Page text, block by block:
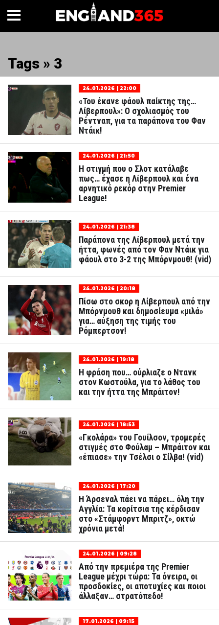
Tags » 3
24.01.2026 | 22:00
«Του έκανε φάουλ παίκτης της…
Λίβερπουλ»: Ο σχολιασμός του
Ρέντναπ, για τα παράπονα του Φαν
Ντάικ!
24.01.2026 | 21:50
Η στιγμή που ο Σλοτ κατάλαβε
πως… έχασε η Λίβερπουλ και ένα
αρνητικό ρεκόρ στην Premier
League!
24.01.2026 | 21:38
Παράπονα της Λίβερπουλ μετά την
ήττα, φωνές από τον Φαν Ντάικ για
φάουλ στο 3-2 της Μπόρνμουθ! (vid)
24.01.2026 | 20:18
Πίσω στο σκορ η Λίβερπουλ από την
Μπόρνμουθ και δημοσίευμα «μιλά»
για… αύξηση της τιμής του
Ρόμπερτσον!
24.01.2026 | 19:18
Η φράση που… ούρλιαζε ο Ντανκ
στον Κωστούλα, για το λάθος του
και την ήττα της Μπράιτον!
24.01.2026 | 18:53
«Γκολάρα» του Γουίλσον, τρομερές
στιγμές στο Φούλαμ – Μπράιτον και
«έπιασε» την Τσέλσι ο Σίλβα! (vid)
24.01.2026 | 17:20
Η Άρσεναλ πάει να πάρει… όλη την
Αγγλία: Τα κορίτσια της κέρδισαν
στο «Στάμφορντ Μπριτζ», οκτώ
χρόνια μετά!
24.01.2026 | 09:28
Από την πρεμιέρα της Premier
League μέχρι τώρα: Τα όνειρα, οι
προσδοκίες, οι αποτυχίες και ποιοι
άλλαξαν… στρατόπεδο!
17.01.2026 | 09:15